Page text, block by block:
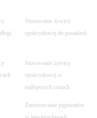
Stosowanie żywicy
epoksydowej do posadzek
Stosowanie żywicy
epoksydowej w
najlepszych cenach
Zastosowanie pigmentów